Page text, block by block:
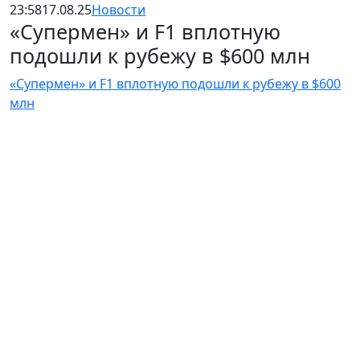
23:5817.08.25Новости
«Супермен» и F1 вплотную
подошли к рубежу в $600 млн
«Супермен» и F1 вплотную подошли к рубежу в $600
млн